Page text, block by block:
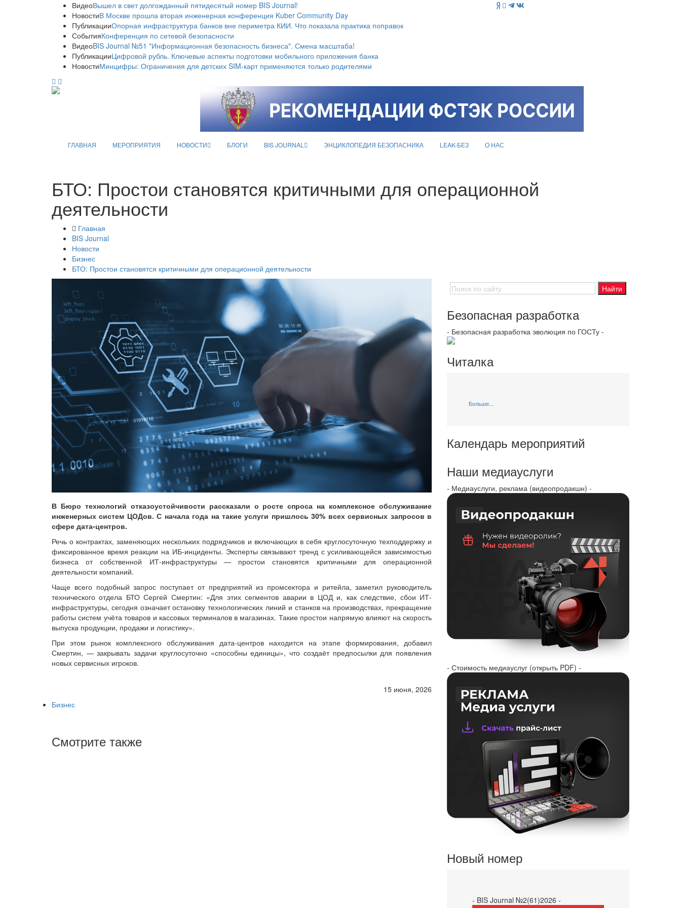
ВидеоВышел в свет долгожданный пятидесятый номер BIS Journal!
НовостиВ Москве прошла вторая инженерная конференция Kuber Community Day
ПубликацииОпорная инфраструктура банков вне периметра КИИ. Что показала практика поправок
СобытияКонференция по сетевой безопасности
ВидеоBIS Journal №51 "Информационная безопасность бизнеса". Смена масштаба!
ПубликацииЦифровой рубль. Ключевые аспекты подготовки мобильного приложения банка
НовостиМинцифры: Ограничения для детских SIM-карт применяются только родителями
ГЛАВНАЯ МЕРОПРИЯТИЯ НОВОСТИ БЛОГИ BIS JOURNAL ЭНЦИКЛОПЕДИЯ БЕЗОПАСНИКА LEAK-БЕЗ О НАС
БТО: Простои становятся критичными для операционной
деятельности
Главная
BIS Journal
Новости
Бизнес
БТО: Простои становятся критичными для операционной деятельности
В Бюро технологий отказоустойчивости рассказали о росте спроса на комплексное обслуживание
инженерных систем ЦОДов. С начала года на такие услуги пришлось 30% всех сервисных запросов в
сфере дата-центров.
Речь о контрактах, заменяющих нескольких подрядчиков и включающих в себя круглосуточную техподдержку и
фиксированное время реакции на ИБ-инциденты. Эксперты связывают тренд с усиливающейся зависимостью
бизнеса от собственной ИТ-инфраструктуры — простои становятся критичными для операционной
деятельности компаний.
Чаще всего подобный запрос поступает от предприятий из промсектора и ритейла, заметил руководитель
технического отдела БТО Сергей Смертин: «Для этих сегментов аварии в ЦОД и, как следствие, сбои ИТ-
инфраструктуры, сегодня означает остановку технологических линий и станков на производствах, прекращение
работы систем учёта товаров и кассовых терминалов в магазинах. Такие простои напрямую влияют на скорость
выпуска продукции, продажи и логистику».
При этом рынок комплексного обслуживания дата-центров находится на этапе формирования, добавил
Смертин, — закрывать задачи круглосуточно «способны единицы», что создаёт предпосылки для появления
новых сервисных игроков.
15 июня, 2026
Бизнес
Смотрите также
Безопасная разработка
- Безопасная разработка эволюция по ГОСТу -
Читалка
Больше...
Календарь мероприятий
Наши медиауслуги
- Медиауслуги, реклама (видеопродакшн) -
- Стоимость медиауслуг (открыть PDF) -
Новый номер
- BIS Journal №2(61)2026 -